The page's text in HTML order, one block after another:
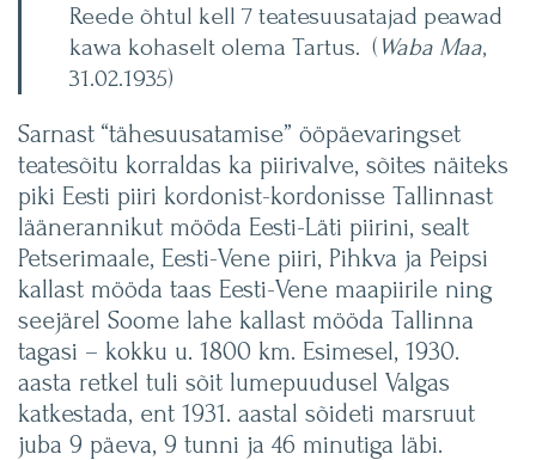
Reede õhtul kell 7 teatesuusatajad peawad
kawa kohaselt olema Tartus. ( Waba Maa,
31.02.1935)
Sarnast “tähesuusatamise” ööpäevaringset
teatesõitu korraldas ka piirivalve, sõites näiteks
piki Eesti piiri kordonist-kordonisse Tallinnast
läänerannikut mööda Eesti-Läti piirini, sealt
Petserimaale, Eesti-Vene piiri, Pihkva ja Peipsi
kallast mööda taas Eesti-Vene maapiirile ning
seejärel Soome lahe kallast mööda Tallinna
tagasi – kokku u. 1800 km. Esimesel, 1930.
aasta retkel tuli sõit lumepuudusel Valgas
katkestada, ent 1931. aastal sõideti marsruut
juba 9 päeva, 9 tunni ja 46 minutiga läbi.